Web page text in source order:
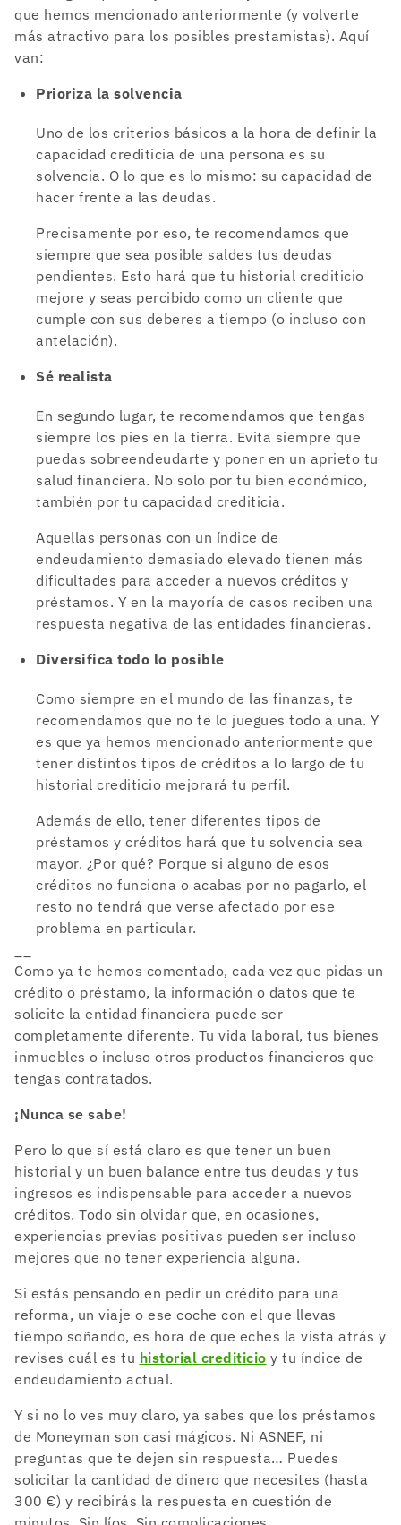
que hemos mencionado anteriormente (y volverte
más atractivo para los posibles prestamistas). Aquí
van:
Prioriza la solvencia
Uno de los criterios básicos a la hora de definir la
capacidad crediticia de una persona es su
solvencia. O lo que es lo mismo: su capacidad de
hacer frente a las deudas.
Precisamente por eso, te recomendamos que
siempre que sea posible saldes tus deudas
pendientes. Esto hará que tu historial crediticio
mejore y seas percibido como un cliente que
cumple con sus deberes a tiempo (o incluso con
antelación).
Sé realista
En segundo lugar, te recomendamos que tengas
siempre los pies en la tierra. Evita siempre que
puedas sobreendeudarte y poner en un aprieto tu
salud financiera. No solo por tu bien económico,
también por tu capacidad crediticia.
Aquellas personas con un índice de
endeudamiento demasiado elevado tienen más
dificultades para acceder a nuevos créditos y
préstamos. Y en la mayoría de casos reciben una
respuesta negativa de las entidades financieras.
Diversifica todo lo posible
Como siempre en el mundo de las finanzas, te
recomendamos que no te lo juegues todo a una. Y
es que ya hemos mencionado anteriormente que
tener distintos tipos de créditos a lo largo de tu
historial crediticio mejorará tu perfil.
Además de ello, tener diferentes tipos de
préstamos y créditos hará que tu solvencia sea
mayor. ¿Por qué? Porque si alguno de esos
créditos no funciona o acabas por no pagarlo, el
resto no tendrá que verse afectado por ese
problema en particular.
Como ya te hemos comentado, cada vez que pidas un
crédito o préstamo, la información o datos que te
solicite la entidad financiera puede ser
completamente diferente. Tu vida laboral, tus bienes
inmuebles o incluso otros productos financieros que
tengas contratados.
¡Nunca se sabe!
Pero lo que sí está claro es que tener un buen
historial y un buen balance entre tus deudas y tus
ingresos es indispensable para acceder a nuevos
créditos. Todo sin olvidar que, en ocasiones,
experiencias previas positivas pueden ser incluso
mejores que no tener experiencia alguna.
Si estás pensando en pedir un crédito para una
reforma, un viaje o ese coche con el que llevas
tiempo soñando, es hora de que eches la vista atrás y
revises cuál es tu historial crediticio y tu índice de
endeudamiento actual.
Y si no lo ves muy claro, ya sabes que los préstamos
de Moneyman son casi mágicos. Ni ASNEF, ni
preguntas que te dejen sin respuesta… Puedes
solicitar la cantidad de dinero que necesites (hasta
300 €) y recibirás la respuesta en cuestión de